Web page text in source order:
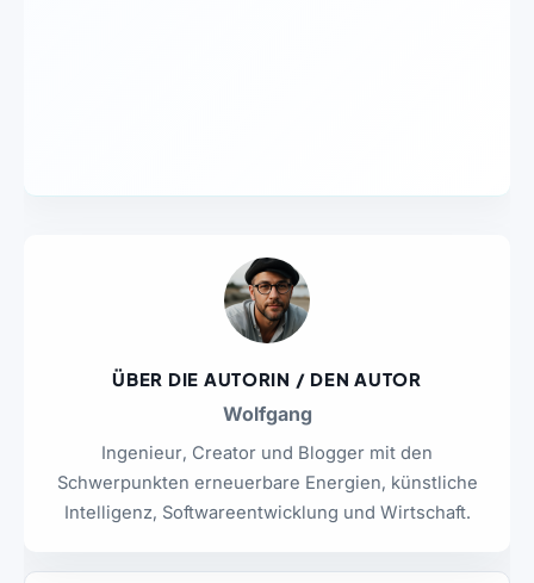
ÜBER DIE AUTORIN / DEN AUTOR
Wolfgang
Ingenieur, Creator und Blogger mit den
Schwerpunkten erneuerbare Energien, künstliche
Intelligenz, Softwareentwicklung und Wirtschaft.